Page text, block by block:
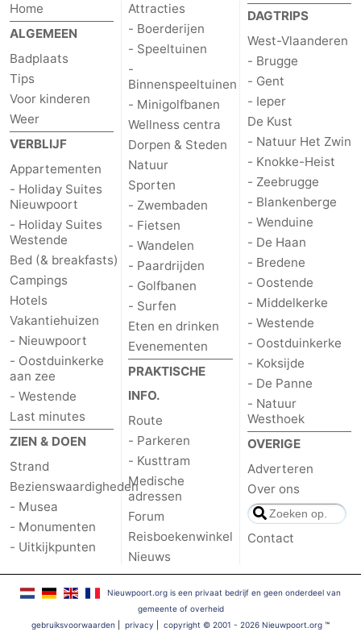
Oostende
-
Middelkerke
-
Westende
-
Oostduinkerke
-
Koksijde
-
De
Panne
-
Natuur
Westhoek
Weer
Contact
Home
ALGEMEEN
Badplaats
Tips
Voor kinderen
Weer
VERBLIJF
Appartementen
- Holiday Suites
Nieuwpoort
- Holiday Suites
Westende
Bed (& breakfasts)
Campings
Hotels
Vakantiehuizen
- Nieuwpoort
- Oostduinkerke
aan zee
- Westende
Last minutes
ZIEN & DOEN
Strand
Bezienswaardigheden
- Musea
- Monumenten
- Uitkijkpunten
Attracties
- Boerderijen
- Speeltuinen
-
Binnenspeeltuinen
- Minigolfbanen
Wellness centra
Dorpen & Steden
Natuur
Sporten
- Zwembaden
- Fietsen
- Wandelen
- Paardrijden
- Golfbanen
- Surfen
Eten en drinken
Evenementen
PRAKTISCHE
INFO.
Route
- Parkeren
- Kusttram
Medische
adressen
Forum
Reisboekenwinkel
Nieuws
DAGTRIPS
West-Vlaanderen
- Brugge
- Gent
- Ieper
De Kust
- Natuur Het Zwin
- Knokke-Heist
- Zeebrugge
- Blankenberge
- Wenduine
- De Haan
- Bredene
- Oostende
- Middelkerke
- Westende
- Oostduinkerke
- Koksijde
- De Panne
- Natuur
Westhoek
OVERIGE
Adverteren
Over ons
Contact
Nieuwpoort.org is een privaat bedrijf en geen onderdeel van
gemeente of overheid
gebruiksvoorwaarden
privacy copyright © 2001 - 2026 Nieuwpoort.org ™